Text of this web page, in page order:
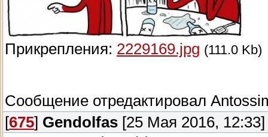
Прикрепления: 2229169.jpg (111.0 Kb)
Сообщение отредактировал
[675] Gendolfas [25 Мая 2016, 12:33]